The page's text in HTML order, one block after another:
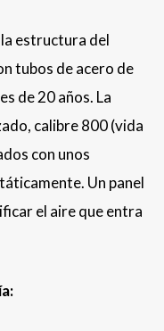
estructura del
tubos de acero de
de 20 años. La
calibre 800 (vida
con unos
Un panel
el aire que entra